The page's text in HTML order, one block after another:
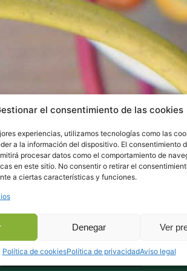
el consentimiento de las cookies
experiencias, utilizamos tecnologías como las
a la información del dispositivo. El consentimiento
procesar datos como el comportamiento de
en este sitio. No consentir o retirar el
a ciertas características y funciones.
Denegar Ver
Política de cookiesPolítica de privacidadAviso legal